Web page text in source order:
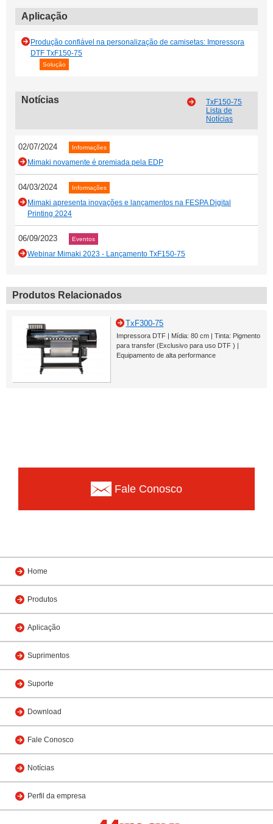
Aplicação
Produção confiável na personalização de camisetas: Impressora
DTF TxF150-75
Solução
Notícias
TxF150-75
Lista de
Notícias
02/07/2024 Informações
Mimaki novamente é premiada pela EDP
04/03/2024 Informações
Mimaki apresenta inovações e lançamentos na FESPA Digital
Printing 2024
06/09/2023 Eventos
Webinar Mimaki 2023 - Lançamento TxF150-75
Produtos Relacionados
TxF300-75
Impressora DTF | Mídia: 80 cm | Tinta: Pigmento
para transfer (Exclusivo para uso DTF ) |
Equipamento de alta performance
Fale Conosco
Home
Produtos
Aplicação
Suprimentos
Suporte
Download
Fale Conosco
Notícias
Perfil da empresa